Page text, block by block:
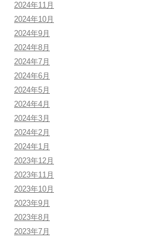
2024年11月
2024年10月
2024年9月
2024年8月
2024年7月
2024年6月
2024年5月
2024年4月
2024年3月
2024年2月
2024年1月
2023年12月
2023年11月
2023年10月
2023年9月
2023年8月
2023年7月